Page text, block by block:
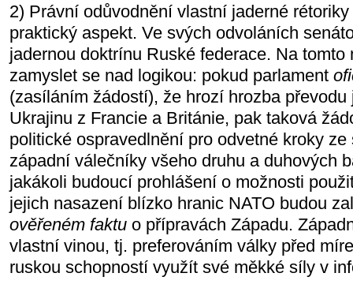
2) Právní odůvodnění vlastní jaderné
praktický aspekt. Ve svých odvoláních
jadernou doktrínu Ruské federace. Na tomto
zamyslet se nad logikou: pokud parlament
(zasíláním žádostí), že hrozí hrozba
Ukrajinu z Francie a Británie, pak taková
politické ospravedlnění pro odvetné kroky
západní válečníky všeho druhu a duhových
jakákoli budoucí prohlášení o možnosti
jejich nasazení blízko hranic NATO budou
ověřeném faktu o přípravách Západu.
vlastní vinou, tj. preferováním války před
ruskou schopností využít své měkké síly v